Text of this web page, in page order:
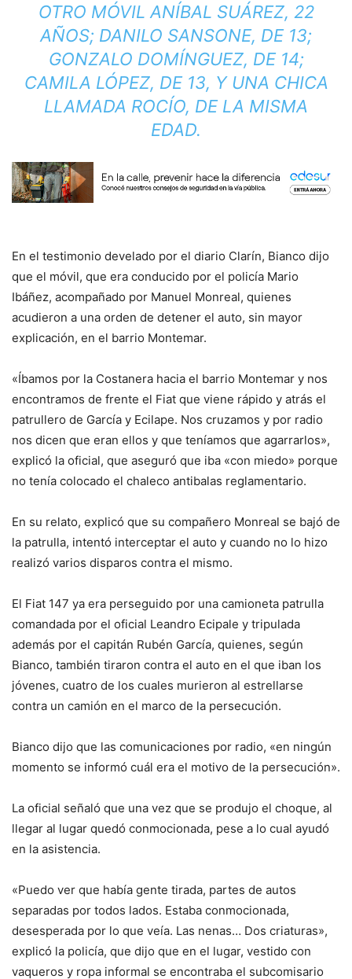
OTRO MÓVIL ANÍBAL SUÁREZ, 22
AÑOS; DANILO SANSONE, DE 13;
GONZALO DOMÍNGUEZ, DE 14;
CAMILA LÓPEZ, DE 13, Y UNA CHICA
LLAMADA ROCÍO, DE LA MISMA
EDAD.
En el testimonio develado por el diario Clarín, Bianco dijo
que el móvil, que era conducido por el policía Mario
Ibáñez, acompañado por Manuel Monreal, quienes
acudieron a una orden de detener el auto, sin mayor
explicación, en el barrio Montemar.
«Íbamos por la Costanera hacia el barrio Montemar y nos
encontramos de frente el Fiat que viene rápido y atrás el
patrullero de García y Ecilape. Nos cruzamos y por radio
nos dicen que eran ellos y que teníamos que agarrarlos»,
explicó la oficial, que aseguró que iba «con miedo» porque
no tenía colocado el chaleco antibalas reglamentario.
En su relato, explicó que su compañero Monreal se bajó de
la patrulla, intentó interceptar el auto y cuando no lo hizo
realizó varios disparos contra el mismo.
El Fiat 147 ya era perseguido por una camioneta patrulla
comandada por el oficial Leandro Ecipale y tripulada
además por el capitán Rubén García, quienes, según
Bianco, también tiraron contra el auto en el que iban los
jóvenes, cuatro de los cuales murieron al estrellarse
contra un camión en el marco de la persecución.
Bianco dijo que las comunicaciones por radio, «en ningún
momento se informó cuál era el motivo de la persecución».
La oficial señaló que una vez que se produjo el choque, al
llegar al lugar quedó conmocionada, pese a lo cual ayudó
en la asistencia.
«Puedo ver que había gente tirada, partes de autos
separadas por todos lados. Estaba conmocionada,
desesperada por lo que veía. Las nenas… Dos criaturas»,
explicó la policía, que dijo que en el lugar, vestido con
vaqueros y ropa informal se encontraba el subcomisario